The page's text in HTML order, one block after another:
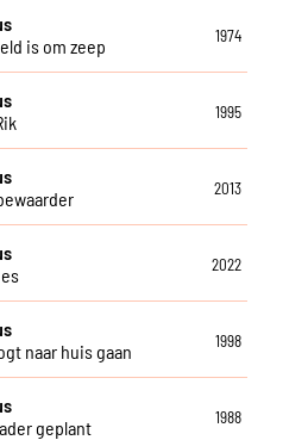
is om zeep
1974
1995
2013
2022
naar huis gaan
1998
geplant
1988